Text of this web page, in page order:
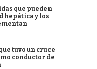
que pueden
hepática y los
tuvo un cruce
conductor de